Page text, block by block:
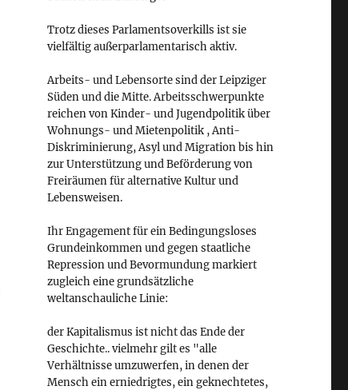
Trotz dieses Parlamentsoverkills ist sie
vielfältig außerparlamentarisch aktiv.
Arbeits- und Lebensorte sind der Leipziger
Süden und die Mitte. Arbeitsschwerpunkte
reichen von Kinder- und Jugendpolitik über
Wohnungs- und Mietenpolitik , Anti-
Diskriminierung, Asyl und Migration bis hin
zur Unterstützung und Beförderung von
Freiräumen für alternative Kultur und
Lebensweisen.
Ihr Engagement für ein Bedingungsloses
Grundeinkommen und gegen staatliche
Repression und Bevormundung markiert
zugleich eine grundsätzliche
weltanschauliche Linie:
der Kapitalismus ist nicht das Ende der
Geschichte.. vielmehr gilt es "alle
Verhältnisse umzuwerfen, in denen der
Mensch ein erniedrigtes, ein geknechtetes,